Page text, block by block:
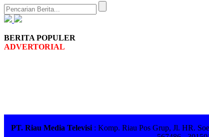
BERITA POPULER
ADVERTORIAL
PT. Riau Media Televisi: Komp. Riau Pos Grup, Jl. HR.